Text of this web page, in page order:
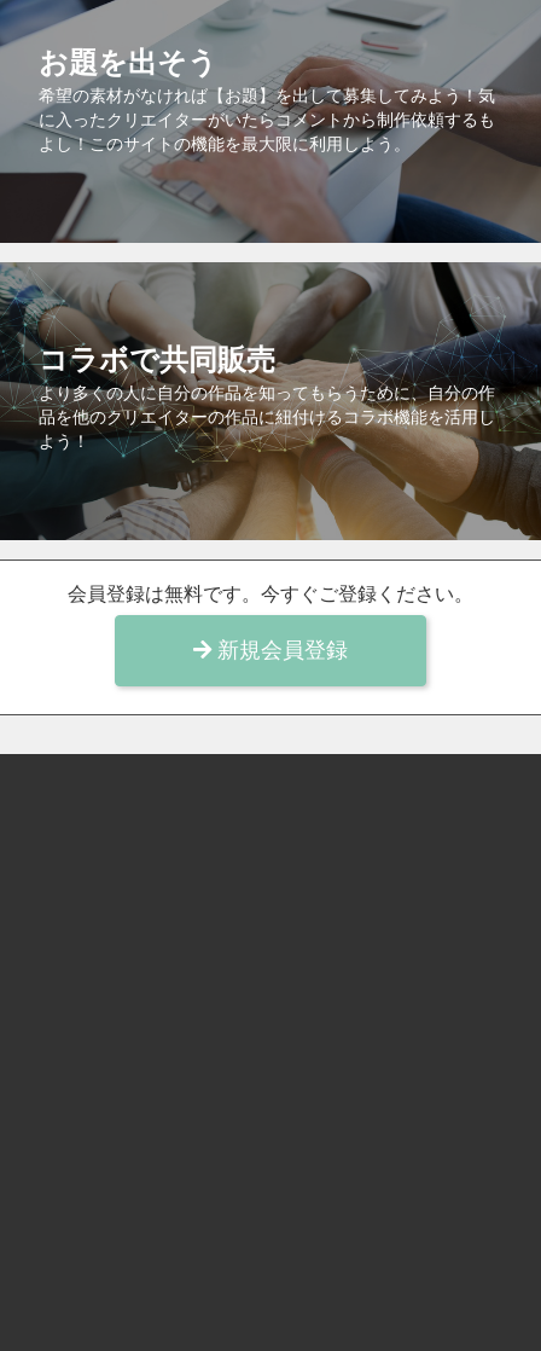
お題を出そう
希望の素材がなければ【お題】を出して募集してみよう！気
に入ったクリエイターがいたらコメントから制作依頼するも
よし！このサイトの機能を最大限に利用しよう。
コラボで共同販売
より多くの人に自分の作品を知ってもらうために、自分の作
品を他のクリエイターの作品に紐付けるコラボ機能を活用し
よう！
会員登録は無料です。今すぐご登録ください。
新規会員登録